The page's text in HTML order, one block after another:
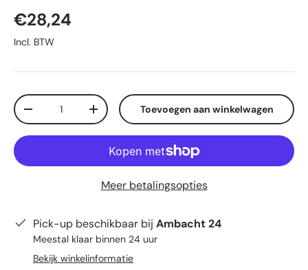
Reguliere prijs
€28,24
Incl. BTW
Aantal
Verlaag de hoeveelheidVerhoog de hoeveelheid
Toevoegen aan winkelwagen
Meer betalingsopties
Pick-up beschikbaar bij Ambacht 24
Meestal klaar binnen 24 uur
Bekijk winkelinformatie